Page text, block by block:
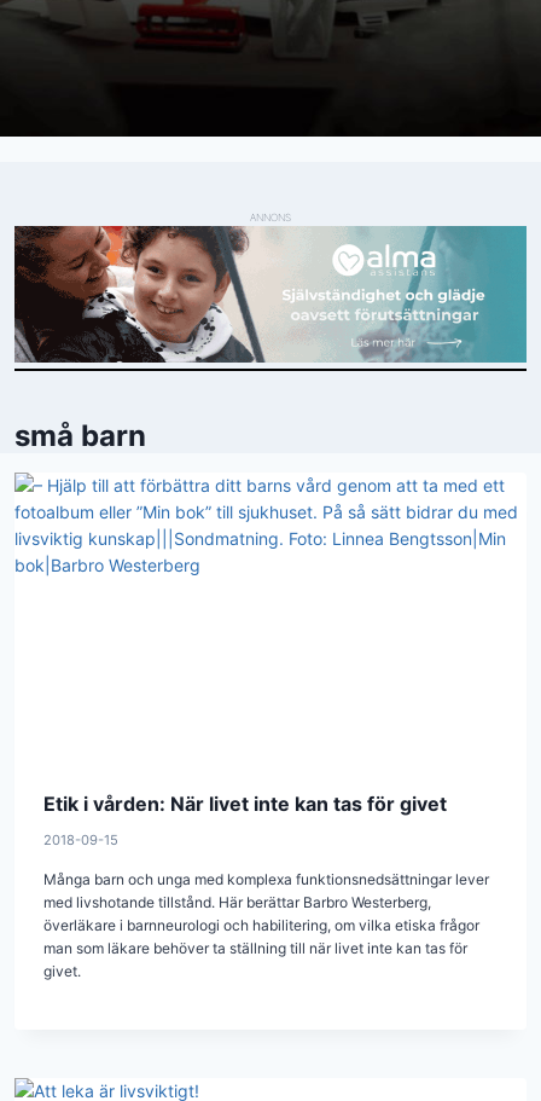
ANNONS
små barn
Etik i vården: När livet inte kan tas för givet
2018-09-15
Många barn och unga med komplexa funktionsnedsättningar lever
med livshotande tillstånd. Här berättar Barbro Westerberg,
överläkare i barnneurologi och habilitering, om vilka etiska frågor
man som läkare behöver ta ställning till när livet inte kan tas för
givet.